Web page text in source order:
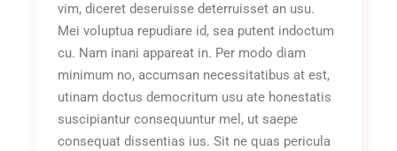
vim, diceret deseruisse deterruisset an usu.
Mei voluptua repudiare id, sea putent indoctum
cu. Nam inani appareat in. Per modo diam
minimum no, accumsan necessitatibus at est,
utinam doctus democritum usu ate honestatis
suscipiantur consequuntur mel, ut saepe
consequat dissentias ius. Sit ne quas pericula